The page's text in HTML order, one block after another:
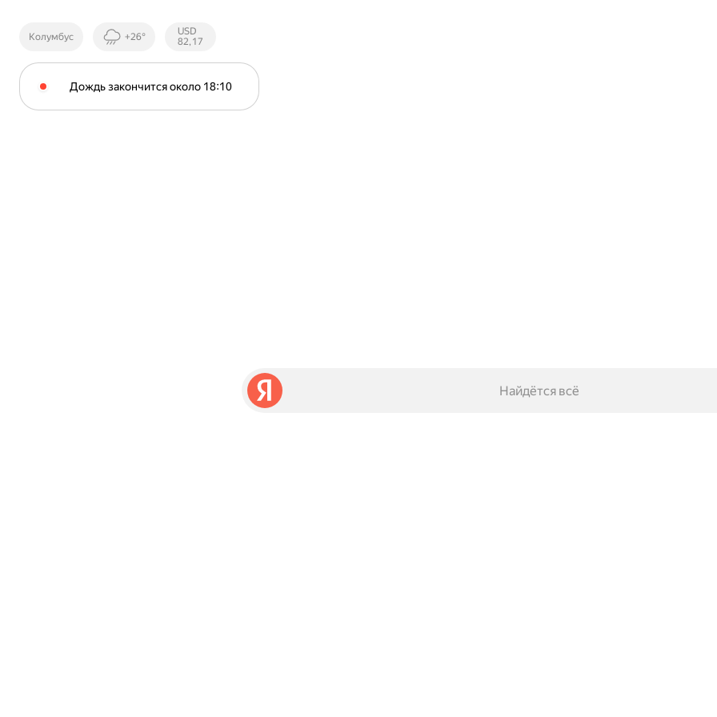
Колумбус +26°
Курсы ЦБ
РФ
USD
82,17
Дождь закончится около 18⁠:⁠10